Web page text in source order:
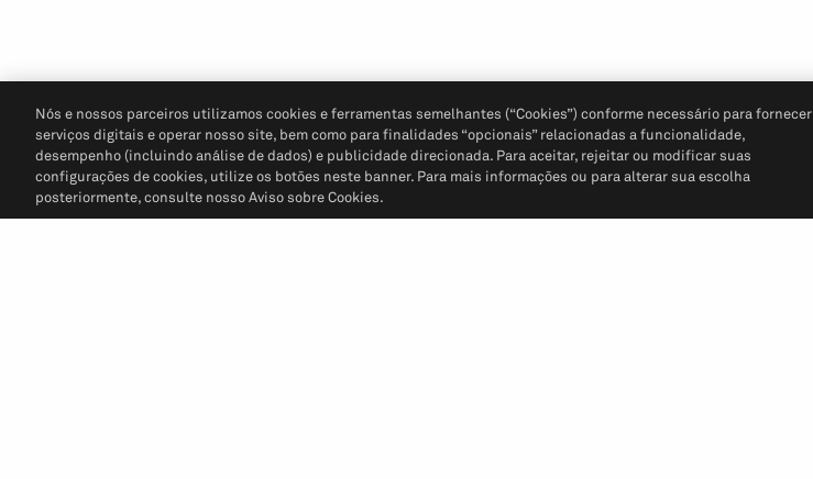
Nós e nossos parceiros utilizamos cookies e ferramentas semelhantes (“Cookies”) conforme necessário para fornecer
serviços digitais e operar nosso site, bem como para finalidades “opcionais” relacionadas a funcionalidade,
desempenho (incluindo análise de dados) e publicidade direcionada. Para aceitar, rejeitar ou modificar suas
configurações de cookies, utilize os botões neste banner. Para mais informações ou para alterar sua escolha
posteriormente, consulte nosso Aviso sobre Cookies.